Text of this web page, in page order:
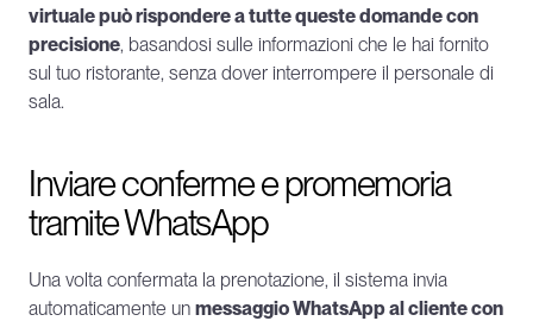
virtuale può rispondere a tutte queste domande con
precisione, basandosi sulle informazioni che le hai fornito
sul tuo ristorante, senza dover interrompere il personale di
sala.
Inviare conferme e promemoria
tramite WhatsApp
Una volta confermata la prenotazione, il sistema invia
automaticamente un messaggio WhatsApp al cliente con